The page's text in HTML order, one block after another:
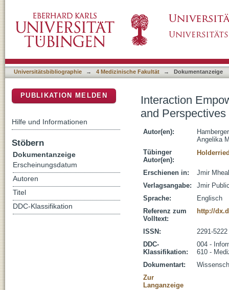
Universitätsbibliographie → 4 Medizinische Fakultät → Dokumentanzeige
Interaction
and Perspectives
Autor(en):
Angelika
Tübinger
Autor(en):
Erschienen in:
Jmir
Verlagsangabe:
Jmir
Sprache:
Englisch
Referenz zum
Volltext:
http://
ISSN:
2291-5222
DDC-
Klassifikation:
004 -
610 -
Dokumentart:
Zur
Langanzeige
PUBLIKATION MELDEN
Hilfe und Informationen
Stöbern
Dokumentanzeige
Erscheinungsdatum
Autoren
Titel
DDC-Klassifikation